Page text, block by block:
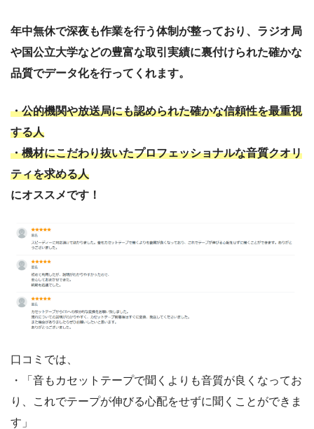
年中無休で深夜も作業を行う体制が整っており、ラジオ局
や国公立大学などの豊富な取引実績に裏付けられた確かな
品質でデータ化を行ってくれます。
・公的機関や放送局にも認められた確かな信頼性を最重視
する人
・機材にこだわり抜いたプロフェッショナルな音質クオリ
ティを求める人
にオススメです！
口コミでは、
・「音もカセットテープで聞くよりも音質が良くなってお
り、これでテープが伸びる心配をせずに聞くことができま
す」